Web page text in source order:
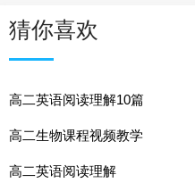
猜你喜欢
高二英语阅读理解10篇
高二生物课程视频教学
高二英语阅读理解